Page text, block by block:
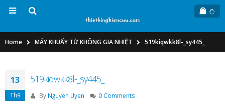
Home MÁY KHUẤY TỪ KHÔNG GIA NHIỆT 519kiqwkk8l-_sy445_
13
Th9
519kiqwkk8l-_sy445_
By Nguyen Uyen 0 Comments